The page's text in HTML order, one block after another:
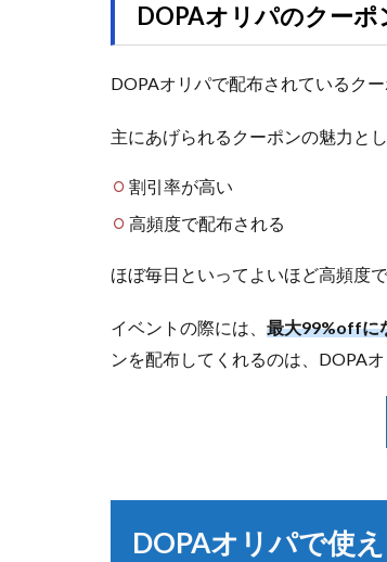
DOPAオリパのクーポ
DOPAオリパで配布されているク
主にあげられるクーポンの魅力と
割引率が高い
高頻度で配布される
ほぼ毎日といってよいほど高頻度
イベントの際には、 最大99%offに
ンを配布してくれるのは、DOPA
DOPAオリパで使